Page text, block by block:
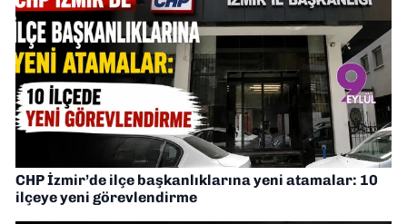
CHP İzmir’de ilçe başkanlıklarına yeni atamalar: 10
ilçeye yeni görevlendirme